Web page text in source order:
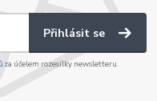
Přihlásit se
za účelem rozesílky newsletteru.